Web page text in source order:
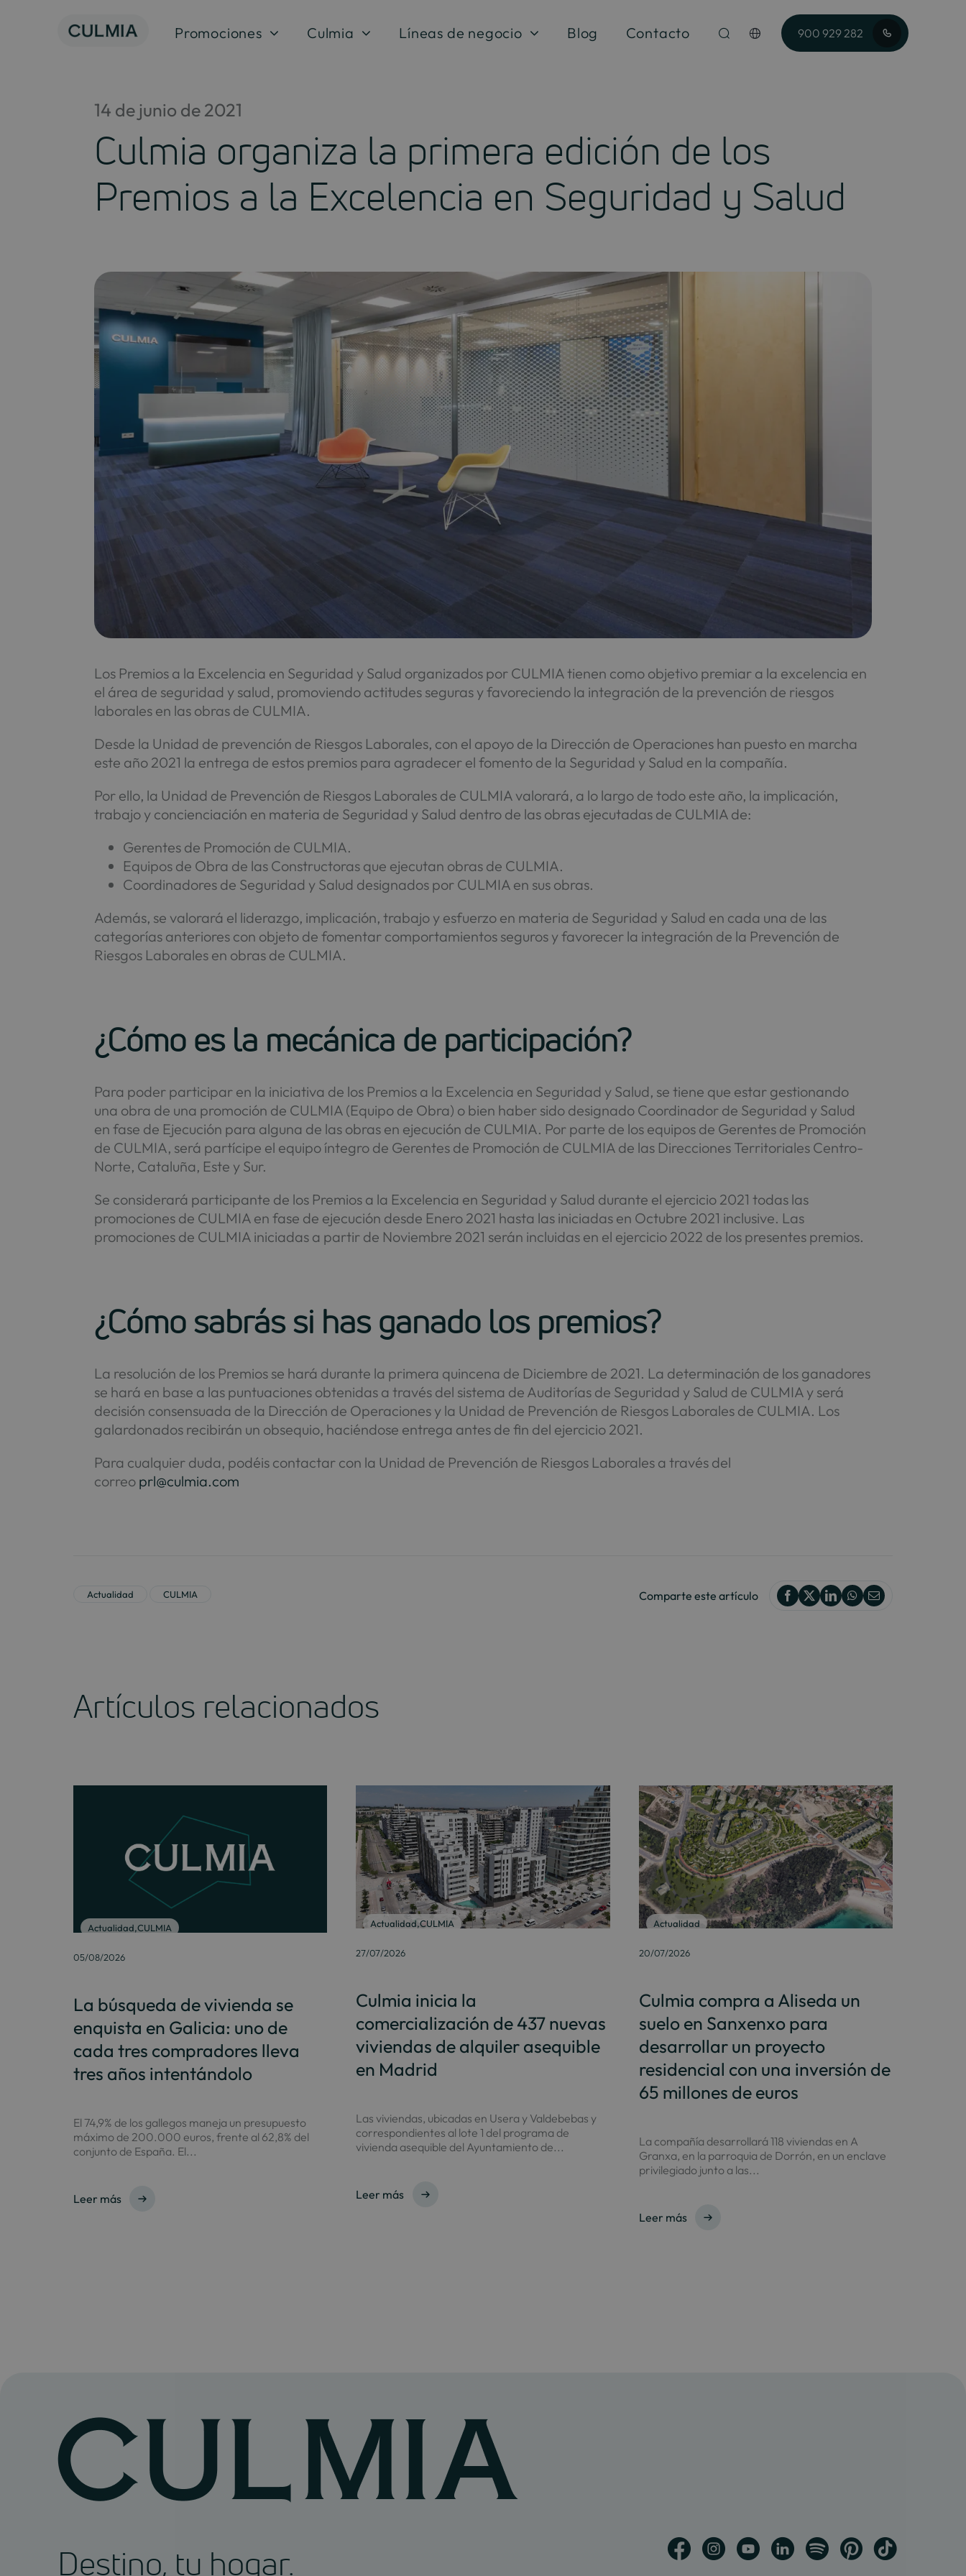
Promociones Culmia Líneas de negocio Blog Contacto 900 929 282
14 de junio de 2021
Culmia organiza la primera edición de los
Premios a la Excelencia en Seguridad y Salud
Los Premios a la Excelencia en Seguridad y Salud organizados por CULMIA tienen como objetivo premiar a la excelencia en
el área de seguridad y salud, promoviendo actitudes seguras y favoreciendo la integración de la prevención de riesgos
laborales en las obras de CULMIA.
Desde la Unidad de prevención de Riesgos Laborales, con el apoyo de la Dirección de Operaciones han puesto en marcha
este año 2021 la entrega de estos premios para agradecer el fomento de la Seguridad y Salud en la compañía.
Por ello, la Unidad de Prevención de Riesgos Laborales de CULMIA valorará, a lo largo de todo este año, la implicación,
trabajo y concienciación en materia de Seguridad y Salud dentro de las obras ejecutadas de CULMIA de:
Gerentes de Promoción de CULMIA.
Equipos de Obra de las Constructoras que ejecutan obras de CULMIA.
Coordinadores de Seguridad y Salud designados por CULMIA en sus obras.
Además, se valorará el liderazgo, implicación, trabajo y esfuerzo en materia de Seguridad y Salud en cada una de las
categorías anteriores con objeto de fomentar comportamientos seguros y favorecer la integración de la Prevención de
Riesgos Laborales en obras de CULMIA.
¿Cómo es la mecánica de participación?
Para poder participar en la iniciativa de los Premios a la Excelencia en Seguridad y Salud, se tiene que estar gestionando
una obra de una promoción de CULMIA (Equipo de Obra) o bien haber sido designado Coordinador de Seguridad y Salud
en fase de Ejecución para alguna de las obras en ejecución de CULMIA. Por parte de los equipos de Gerentes de Promoción
de CULMIA, será partícipe el equipo íntegro de Gerentes de Promoción de CULMIA de las Direcciones Territoriales Centro-
Norte, Cataluña, Este y Sur.
Se considerará participante de los Premios a la Excelencia en Seguridad y Salud durante el ejercicio 2021 todas las
promociones de CULMIA en fase de ejecución desde Enero 2021 hasta las iniciadas en Octubre 2021 inclusive. Las
promociones de CULMIA iniciadas a partir de Noviembre 2021 serán incluidas en el ejercicio 2022 de los presentes premios.
¿Cómo sabrás si has ganado los premios?
La resolución de los Premios se hará durante la primera quincena de Diciembre de 2021. La determinación de los ganadores
se hará en base a las puntuaciones obtenidas a través del sistema de Auditorías de Seguridad y Salud de CULMIA y será
decisión consensuada de la Dirección de Operaciones y la Unidad de Prevención de Riesgos Laborales de CULMIA. Los
galardonados recibirán un obsequio, haciéndose entrega antes de fin del ejercicio 2021.
Para cualquier duda, podéis contactar con la Unidad de Prevención de Riesgos Laborales a través del
correo prl@culmia.com
Actualidad CULMIA Comparte este artículo
Artículos relacionados
Actualidad,CULMIA
05/08/2026
La búsqueda de vivienda se
enquista en Galicia: uno de
cada tres compradores lleva
tres años intentándolo
El 74,9% de los gallegos maneja un presupuesto
máximo de 200.000 euros, frente al 62,8% del
conjunto de España. El...
Leer más
Actualidad,CULMIA
27/07/2026
Culmia inicia la
comercialización de 437 nuevas
viviendas de alquiler asequible
en Madrid
Las viviendas, ubicadas en Usera y Valdebebas y
correspondientes al lote 1 del programa de
vivienda asequible del Ayuntamiento de...
Leer más
Actualidad
20/07/2026
Culmia compra a Aliseda un
suelo en Sanxenxo para
desarrollar un proyecto
residencial con una inversión de
65 millones de euros
La compañía desarrollará 118 viviendas en A
Granxa, en la parroquia de Dorrón, en un enclave
privilegiado junto a las...
Leer más
Destino, tu hogar.